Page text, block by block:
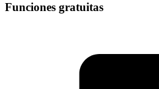
Funciones gratuitas